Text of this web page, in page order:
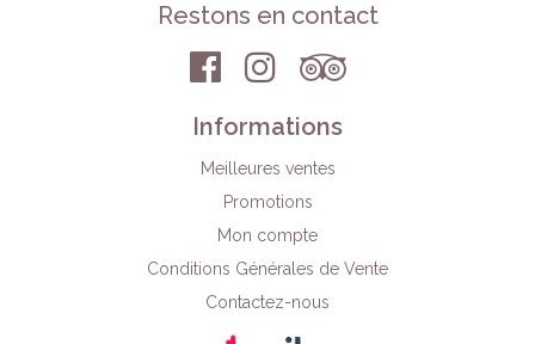
Restons en contact
Informations
Meilleures ventes
Promotions
Mon compte
Conditions Générales de Vente
Contactez-nous